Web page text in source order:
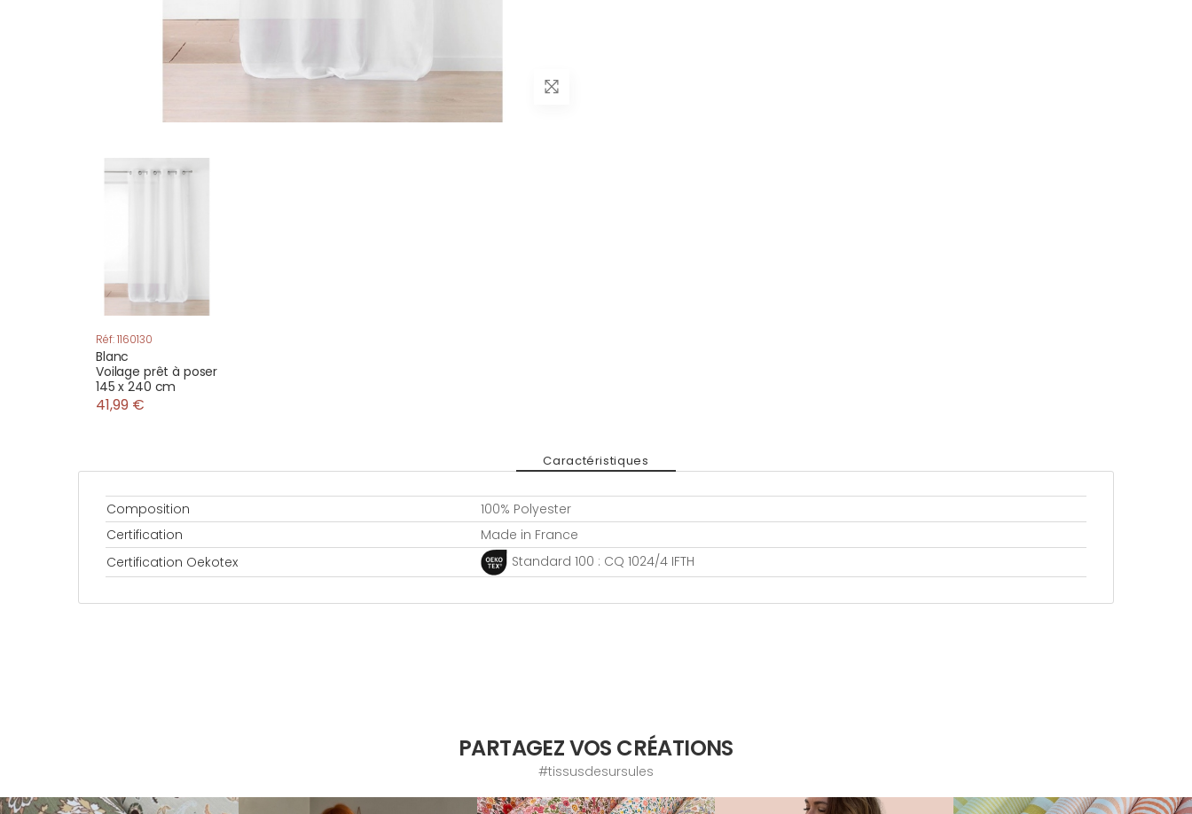
Réf: 1160130
Blanc
Voilage prêt à poser
145 x 240 cm
41,99 €
Caractéristiques
Composition
100% Polyester
Certification
Made in France
Certification Oekotex
Standard 100 : CQ 1024/4 IFTH
PARTAGEZ VOS CRÉATIONS
#tissusdesursules